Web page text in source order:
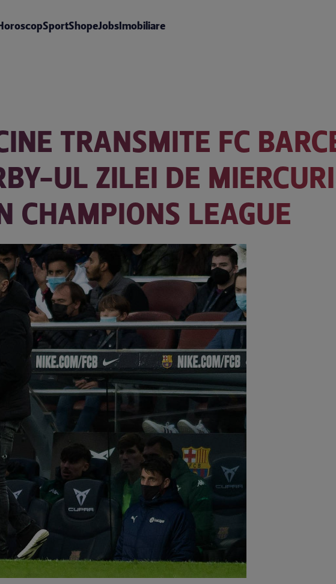
SportShopeJobsImobiliare
TRANSMITE FC
UL ZILEI DE
CHAMPIONS LEAGUE